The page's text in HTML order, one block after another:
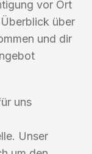
vor Ort
über
und dir
uns
Unser